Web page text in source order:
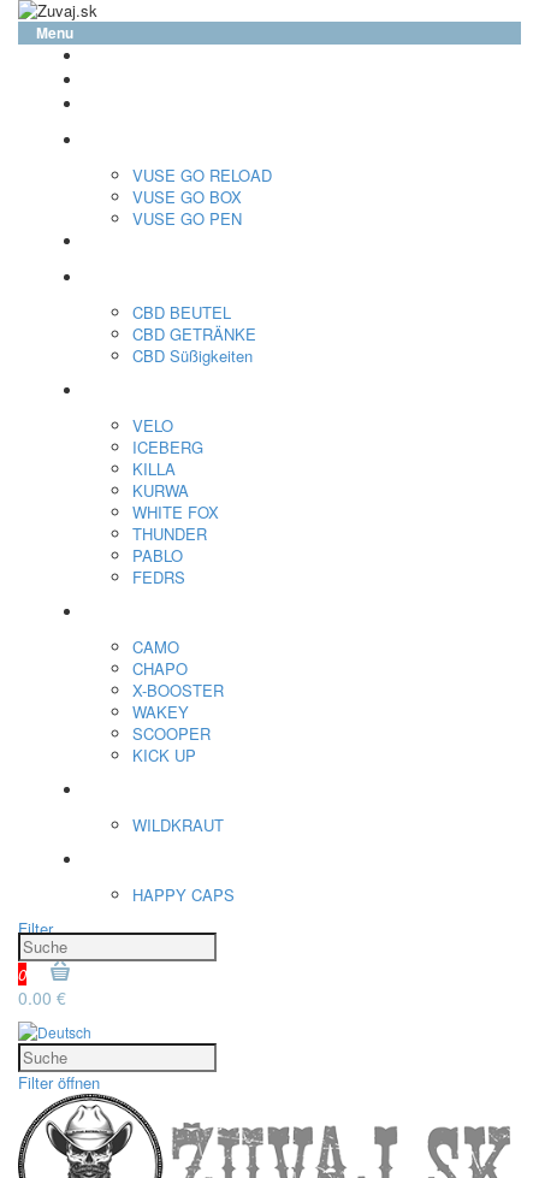
Menu
VUSE GO RELOAD
VUSE GO BOX
VUSE GO PEN
CBD BEUTEL
CBD GETRÄNKE
CBD Süßigkeiten
VELO
ICEBERG
KILLA
KURWA
WHITE FOX
THUNDER
PABLO
FEDRS
CAMO
CHAPO
X-BOOSTER
WAKEY
SCOOPER
KICK UP
WILDKRAUT
HAPPY CAPS
Filter
0
0.00 €
Filter öffnen